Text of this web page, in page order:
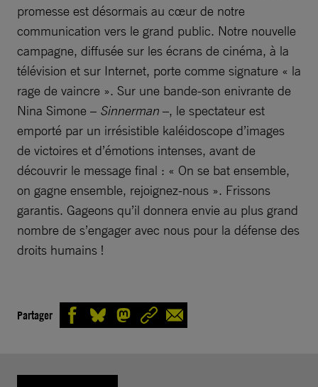
promesse est désormais au cœur de notre
communication vers le grand public. Notre nouvelle
campagne, diffusée sur les écrans de cinéma, à la
télévision et sur Internet, porte comme signature « la
rage de vaincre ». Sur une bande-son enivrante de
Nina Simone – Sinnerman –, le spectateur est
emporté par un irrésistible kaléidoscope d’images
de victoires et d’émotions intenses, avant de
découvrir le message final : « On se bat ensemble,
on gagne ensemble, rejoignez-nous ». Frissons
garantis. Gageons qu’il donnera envie au plus grand
nombre de s’engager avec nous pour la défense des
droits humains !
Partager